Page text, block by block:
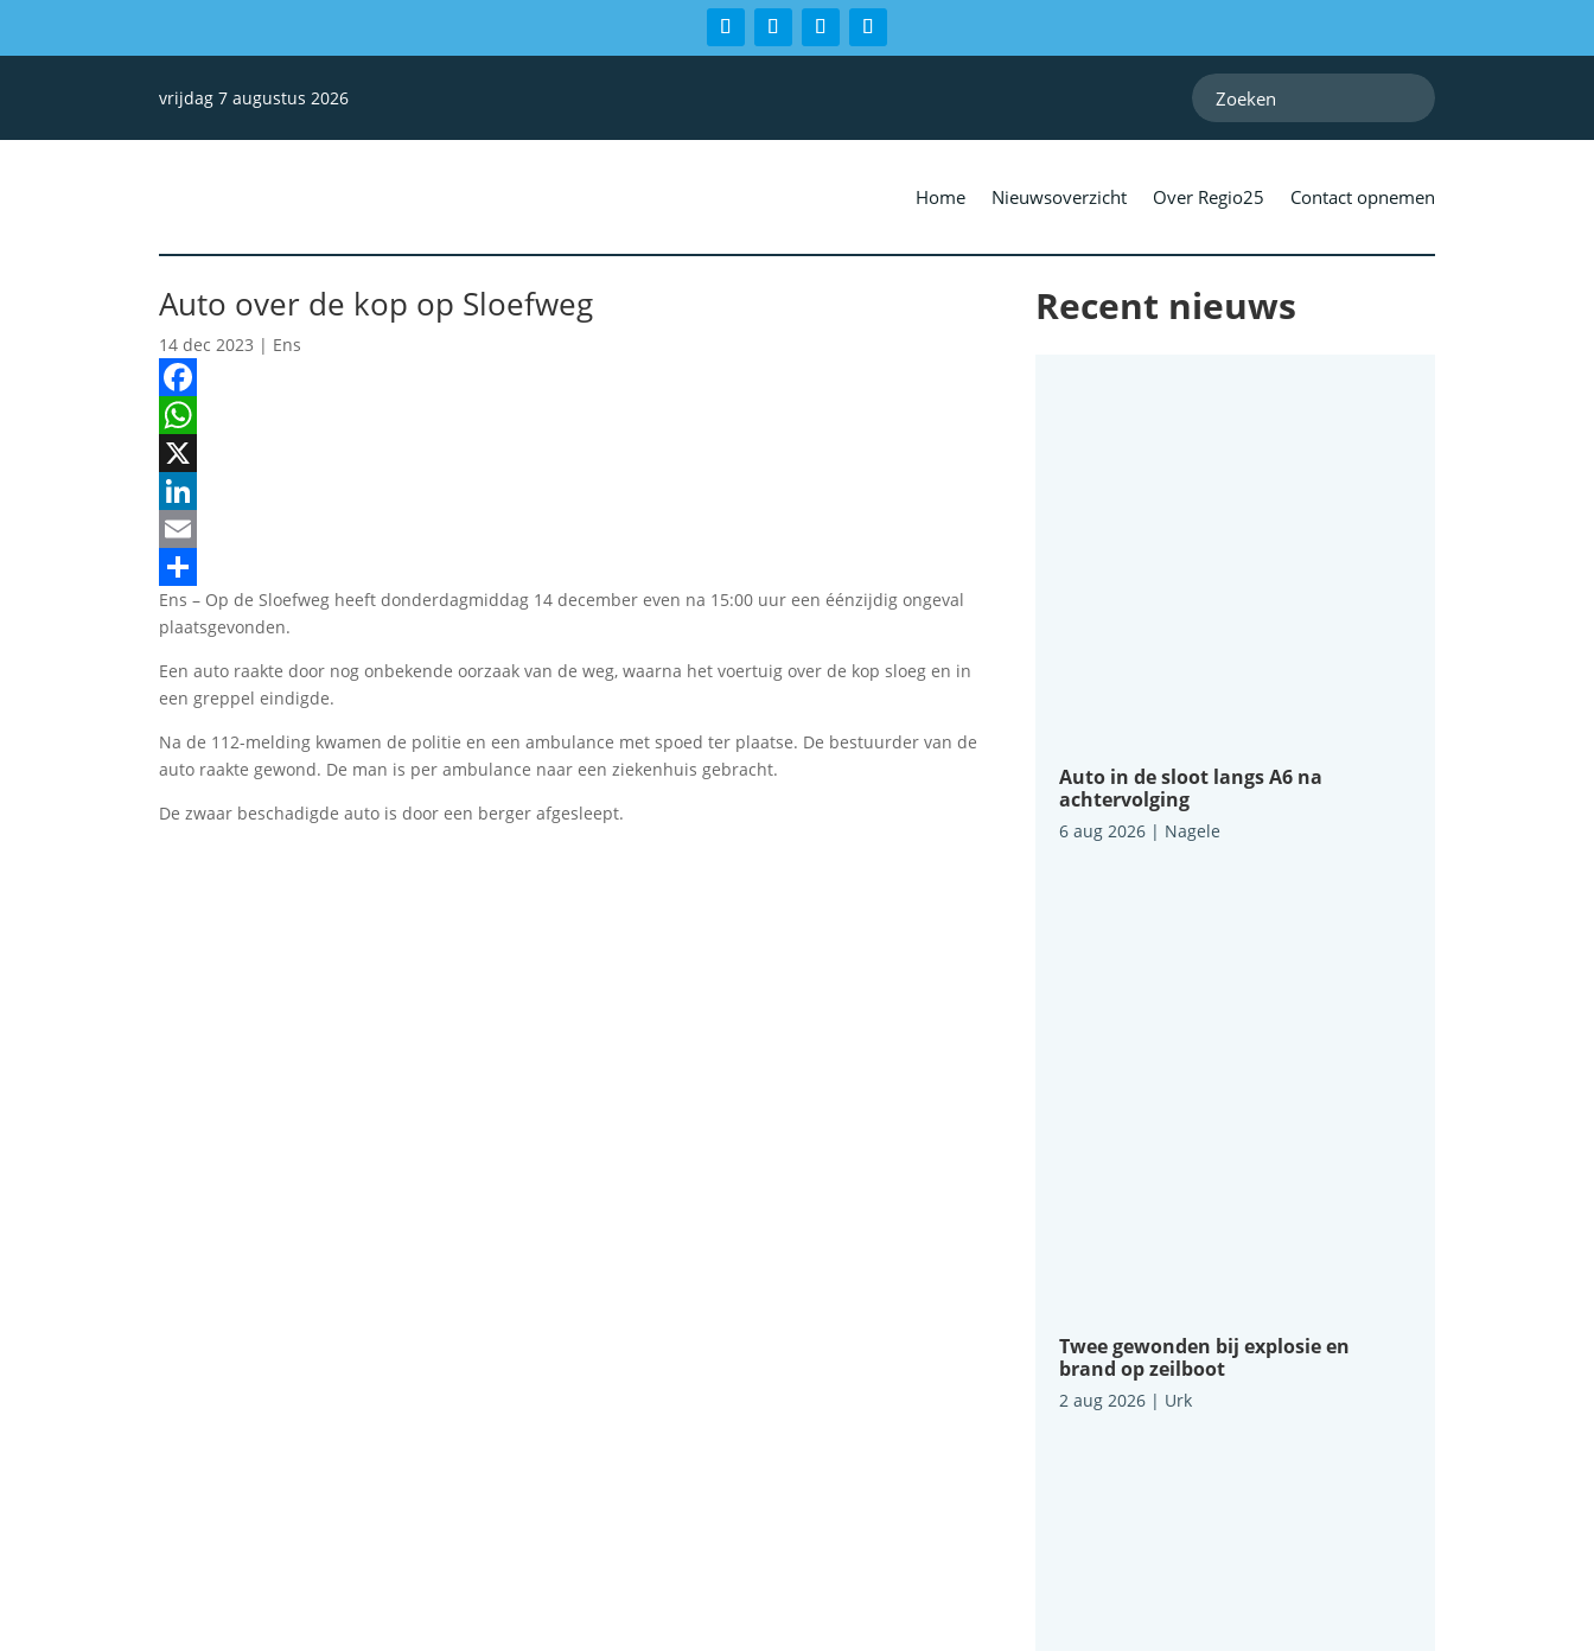
vrijdag 7 augustus 2026
Home Nieuwsoverzicht Over Regio25 Contact opnemen
Auto over de kop op Sloefweg
14 dec 2023 | Ens
Facebook
WhatsApp
X
LinkedIn
Email
Delen
Ens – Op de Sloefweg heeft donderdagmiddag 14 december even na 15:00 uur een éénzijdig ongeval
plaatsgevonden.
Een auto raakte door nog onbekende oorzaak van de weg, waarna het voertuig over de kop sloeg en in
een greppel eindigde.
Na de 112-melding kwamen de politie en een ambulance met spoed ter plaatse. De bestuurder van de
auto raakte gewond. De man is per ambulance naar een ziekenhuis gebracht.
De zwaar beschadigde auto is door een berger afgesleept.
Recent nieuws
Auto in de sloot langs A6 na
achtervolging
6 aug 2026| Nagele
Twee gewonden bij explosie en
brand op zeilboot
2 aug 2026| Urk